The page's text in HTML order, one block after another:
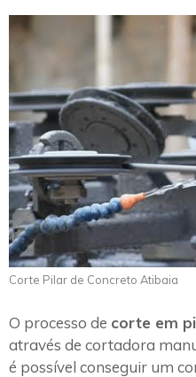
Corte Pilar de Concreto Atibaia
O processo de corte em
através de cortadora
é possível conseguir um